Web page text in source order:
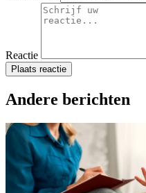
Reactie
Plaats reactie
Andere berichten